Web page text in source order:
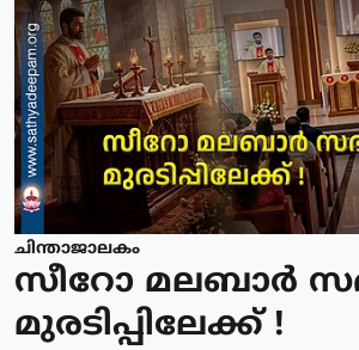
ചിന്താജാലകം
സീറോ മലബാർ
മുരടിപ്പിലേക്ക് !